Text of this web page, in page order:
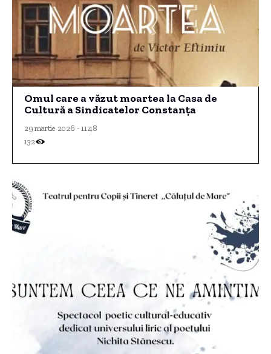
Omul care a văzut moartea la Casa de
Cultură a Sindicatelor Constanța
29 martie 2026 - 11:48
132